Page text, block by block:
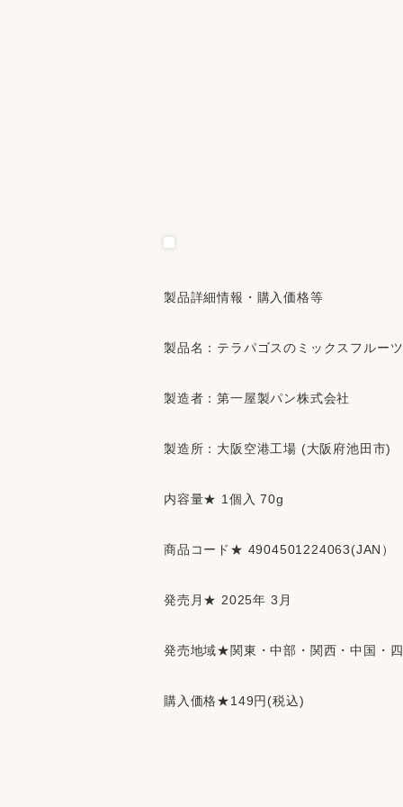
製品詳細情報・購入価格等
製品名：テラパゴスのミックスフルー
製造者：第一屋製パン株式会社
製造所： 大阪空港工場 (大阪府池田市)
内容量★ 1個入 70g
商品コード★ 4904501224063(JAN）
発売月★ 2025年 3月
発売地域★関東・中部・関西・中国・
購入価格★149円(税込)